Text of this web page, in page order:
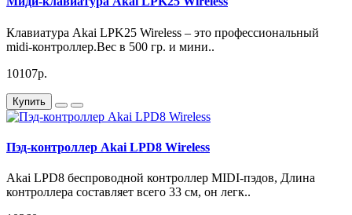
Клавиатура Akai LPK25 Wireless – это профессиональный
midi-контроллер.Вес в 500 гр. и мини..
10107р.
Купить
Пэд-контроллер Akai LPD8 Wireless
Akai LPD8 беспроводной контроллер MIDI-пэдов, Длина
контроллера составляет всего 33 см, он легк..